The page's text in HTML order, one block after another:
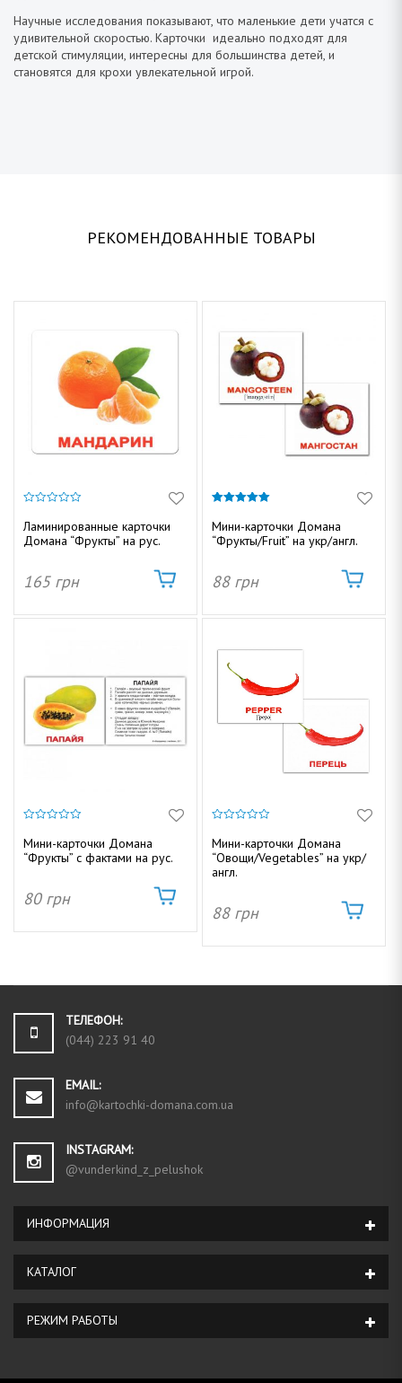
Научные исследования показывают, что маленькие дети учатся с
удивительной скоростью. Карточки идеально подходят для
детской стимуляции, интересны для большинства детей, и
становятся для крохи увлекательной игрой.
РЕКОМЕНДОВАННЫЕ ТОВАРЫ
и
з
5
Ламинированные карточки
Домана “Фрукты” на рус.
165 грн
из 5
Мини-карточки Домана
“Фрукты/Fruit” на укр/англ.
88 грн
и
з
5
Мини-карточки Домана
“Фрукты” с фактами на рус.
80 грн
и
з
5
Мини-карточки Домана
“Овощи/Vegetables” на укр/
англ.
88 грн
ТЕЛЕФОН:
(044) 223 91 40
EMAIL:
info@kartochki-domana.com.ua
INSTAGRAM:
@vunderkind_z_pelushok
ИНФОРМАЦИЯ
КАТАЛОГ
РЕЖИМ РАБОТЫ